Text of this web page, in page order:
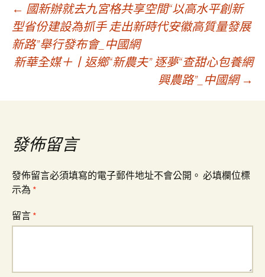
文
章
導
覽
← 國新辦就去九宮格共享空間“以高水平創新
型省份建設為抓手 走出新時代安徽高質量發展
新路”舉行發布會_中國網
新華全媒＋丨返鄉“新農夫” 逐夢“查甜心包養網
興農路”_中國網 →
發佈留言
發佈留言必須填寫的電子郵件地址不會公開。 必填欄位標
示為 *
留言 *